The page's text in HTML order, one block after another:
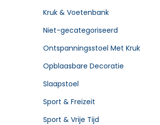
Kruk & Voetenbank
Niet-gecategoriseerd
Ontspanningsstoel Met Kruk
Opblaasbare Decoratie
Slaapstoel
Sport & Freizeit
Sport & Vrije Tijd